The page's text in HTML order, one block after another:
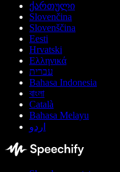
ქართული
Slovenčina
Slovenščina
Eesti
Hrvatski
Ελληνικά
עברית
Bahasa Indonesia
বাংলা
Català
Bahasa Melayu
اردو